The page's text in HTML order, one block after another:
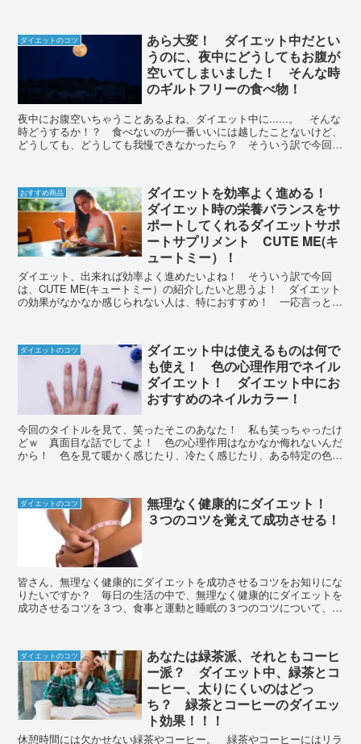
ダイエットのコツ
あら大変！ ダイエット中だとい
うのに、夜中にどうしてもお腹が
空いてしまいました！ そんな時
のギルトフリーの食べ物！
夜中にお腹空いちゃうことあるよね、ダイエット中に......。 そんな
時どうするか！？ 食べないのが一番いいには越したことないけど、
どうしても、どうしても我慢できなかったら？ そういう訳で今回
おすすめ商品
ダイエットを効率よく進める！
ダイエット時の栄養バランスをサ
ポートしてくれるダイエットサポ
ートサプリメント CUTE ME(キ
ュートミー）！
ダイエット、出来れば効率よく進めたいよね！ そういう訳で今回
は、CUTE ME(キュートミー）の紹介したいと思うよ！ ダイエット
の効果がなかなか感じられない人は、特におすすめ！ 一応言っとく
ダイエットのコツ
ダイエット中は使えるものは何で
も使え！ 色の心理作用でネイル
ダイエット！ ダイエット中にお
おすすめのネイルカラー！
今回のタイトルを見て、笑ったそこのあなた！ 私も笑っちゃったけ
どｗ 真面目な話でしてよ！ 色の心理作用はなかなか侮れないんだ
から！ 色を見て暖かく感じたり、冷たく感じたり、ある特定の色に
ダイエットのコツ
無理なく健康的にダイエット！
３つのコツを覚えて成功させる！
皆さん、無理なく健康的にダイエットを成功させるコツをお知りにな
りたいですか？ 毎日の生活の中で、無理なく健康的にダイエットを
成功させるコツを３つ、食事と運動と睡眠の３つのコツについて、今
ダイエットのコツ
あなたは緑茶派、それともコーヒ
ー派？ ダイエット中、緑茶とコ
ーヒー、太りにくいのはどっ
ち？ 緑茶とコーヒーのダイエッ
ト効果！！！
休憩時間には欠かせない緑茶やコーヒー。 緑茶やコーヒーにはリラ